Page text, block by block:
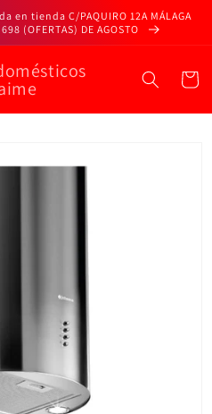
tienda C/PAQUIRO 12A MÁLAGA
(OFERTAS) DE AGOSTO
Carrito